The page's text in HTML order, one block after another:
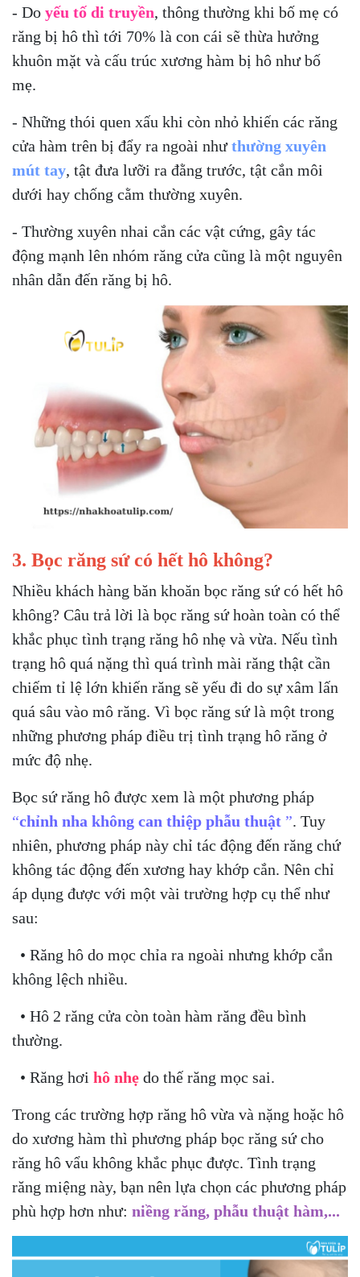
- Do yếu tố di truyền, thông thường khi bố mẹ có
răng bị hô thì tới 70% là con cái sẽ thừa hưởng
khuôn mặt và cấu trúc xương hàm bị hô như bố
mẹ.
- Những thói quen xấu khi còn nhỏ khiến các răng
cửa hàm trên bị đẩy ra ngoài nhưthường xuyên
mút tay, tật đưa lưỡi ra đằng trước, tật cắn môi
dưới hay chống cằm thường xuyên.
- Thường xuyên nhai cắn các vật cứng, gây tác
động mạnh lên nhóm răng cửa cũng là một nguyên
nhân dẫn đến răng bị hô.
3. Bọc răng sứ có hết hô không?
Nhiều khách hàng băn khoăn bọc răng sứ có hết hô
không? Câu trả lời là bọc răng sứ hoàn toàn có thể
khắc phục tình trạng răng hô nhẹ và vừa. Nếu tình
trạng hô quá nặng thì quá trình mài răng thật cần
chiếm tỉ lệ lớn khiến răng sẽ yếu đi do sự xâm lấn
quá sâu vào mô răng. Vì bọc răng sứ là một trong
những phương pháp điều trị tình trạng hô răng ở
mức độ nhẹ.
Bọc sứ răng hô được xem là một phương pháp
“chỉnh nha không can thiệp phẫu thuật ”. Tuy
nhiên, phương pháp này chỉ tác động đến răng chứ
không tác động đến xương hay khớp cắn. Nên chỉ
áp dụng được với một vài trường hợp cụ thể như
sau:
• Răng hô do mọc chỉa ra ngoài nhưng khớp cắn
không lệch nhiều.
• Hô 2 răng cửa còn toàn hàm răng đều bình
thường.
• Răng hơi hô nhẹ do thế răng mọc sai.
Trong các trường hợp răng hô vừa và nặng hoặc hô
do xương hàm thì phương pháp bọc răng sứ cho
răng hô vẩu không khắc phục được. Tình trạng
răng miệng này, bạn nên lựa chọn các phương pháp
phù hợp hơn như: niềng răng, phẫu thuật hàm,...